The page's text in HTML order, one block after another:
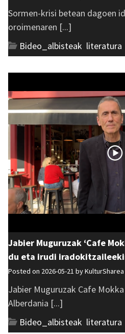
Sormen-krisi betean dagoen
oroimenaren [...]
Bideo_albisteak literatura
Jabier Muguruzak ‘Cafe
du eta irudi
Posted on 2026-05-21 byKulturSharea
Jabier Muguruzak Cafe
Alberdania [...]
Bideo_albisteak literatura